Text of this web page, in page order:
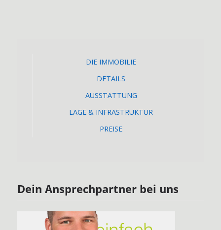
DIE IMMOBILIE
DETAILS
AUSSTATTUNG
LAGE & INFRASTRUKTUR
PREISE
Dein Ansprechpartner bei uns